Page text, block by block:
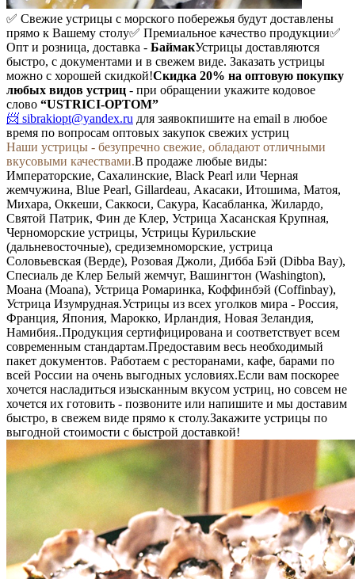
✅ Свежие устрицы с морского побережья будут доставлены
прямо к Вашему столу✅ Премиальное качество продукции✅
Опт и розница, доставка - БаймакУстрицы доставляются
быстро, с документами и в свежем виде. Заказать устрицы
можно с хорошей скидкой!Скидка 20% на оптовую покупку
любых видов устриц - при обращении укажите кодовое
слово “USTRICI-OPTOM”
📨 sibrakiopt@yandex.ru для заявокпишите на email в любое
время по вопросам оптовых закупок свежих устриц
Наши устрицы - безупречно свежие, обладают отличными
вкусовыми качествами.В продаже любые виды:
Императорские, Сахалинские, Black Pearl или Черная
жемчужина, Blue Pearl, Gillardeau, Акасаки, Итошима, Матоя,
Михара, Оккеши, Саккоси, Сакура, Касабланка, Жилардо,
Святой Патрик, Фин де Клер, Устрица Хасанская Крупная,
Черноморские устрицы, Устрицы Курильские
(дальневосточные), средиземноморские, устрица
Соловьевская (Верде), Розовая Джоли, Дибба Бэй (Dibba Bay),
Спесиаль де Клер Белый жемчуг, Вашингтон (Washington),
Моана (Moana), Устрица Ромаринка, Коффинбэй (Coffinbay),
Устрица Изумрудная.Устрицы из всех уголков мира - Россия,
Франция, Япония, Марокко, Ирландия, Новая Зеландия,
Намибия..Продукция сертифицирована и соответствует всем
современным стандартам.Предоставим весь необходимый
пакет документов. Работаем с ресторанами, кафе, барами по
всей России на очень выгодных условиях.Если вам поскорее
хочется насладиться изысканным вкусом устриц, но совсем не
хочется их готовить - позвоните или напишите и мы доставим
быстро, в свежем виде прямо к столу.Закажите устрицы по
выгодной стоимости с быстрой доставкой!